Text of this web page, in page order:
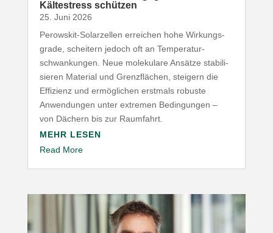
Kälte­stress schützen
25. Juni 2026
Perowskit-​Solarzellen erreichen hohe Wirkungs­
grade, scheitern jedoch oft an Tempe­ra­tur­
schwan­kungen. Neue mole­kulare Ansätze stabi­li­
sieren Material und Grenz­flächen, steigern die
Effizienz und ermög­lichen erstmals robuste
Anwen­dungen unter extremen Bedin­gungen –
von Dächern bis zur Raumfahrt.
MEHR LESEN
Read More